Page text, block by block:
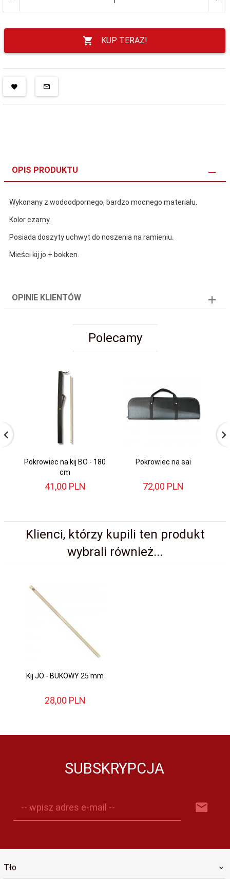
KUP TERAZ!
OPIS PRODUKTU
Wykonany z wodoodpornego, bardzo mocnego materiału.
Kolor czarny.
Posiada doszyty uchwyt do noszenia na ramieniu.
Mieści kij jo + bokken.
OPINIE KLIENTÓW
Polecamy
Pokrowiec na kij BO - 180
cm
41,00 PLN
Pokrowiec na sai
72,00 PLN
Klienci, którzy kupili ten produkt
wybrali również...
Kij JO - BUKOWY 25 mm
28,00 PLN
SUBSKRYPCJA
-- wpisz adres e-mail --
Tło